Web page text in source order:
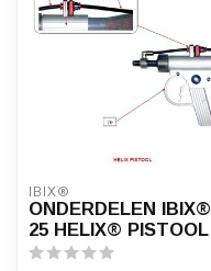
IBIX®
ONDERDELEN IBIX®
25 HELIX® PISTOOL